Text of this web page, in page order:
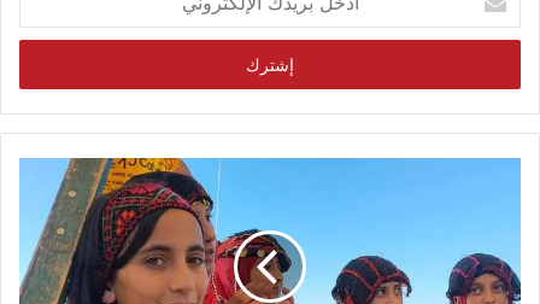
بريدك
الإلكتروني